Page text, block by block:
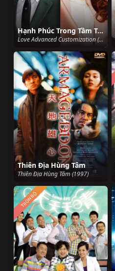
Hạnh Phúc Trong Tầm Tay
Love Advanced Customization (2020)
Thiên Địa Hùng Tâm
Thiên Địa Hùng Tâm (1997)
TRỌN BỘ